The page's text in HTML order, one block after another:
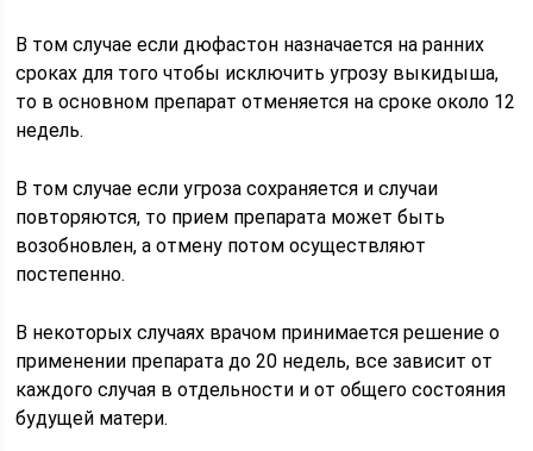
В том случае если дюфастон назначается на ранних
сроках для того чтобы исключить угрозу выкидыша,
то в основном препарат отменяется на сроке около 12
недель.
В том случае если угроза сохраняется и случаи
повторяются, то прием препарата может быть
возобновлен, а отмену потом осуществляют
постепенно.
В некоторых случаях врачом принимается решение о
применении препарата до 20 недель, все зависит от
каждого случая в отдельности и от общего состояния
будущей матери.